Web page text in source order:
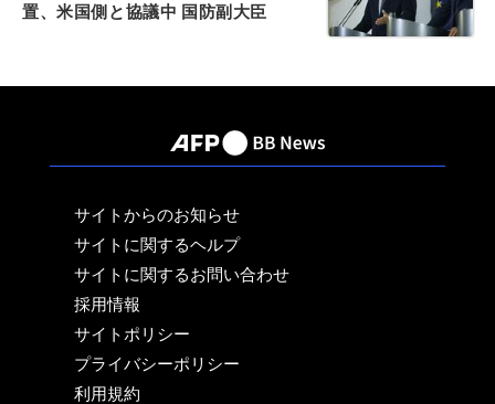
置、米国側と協議中 国防副大臣
サイトからのお知らせ
サイトに関するヘルプ
サイトに関するお問い合わせ
採用情報
サイトポリシー
プライバシーポリシー
利用規約